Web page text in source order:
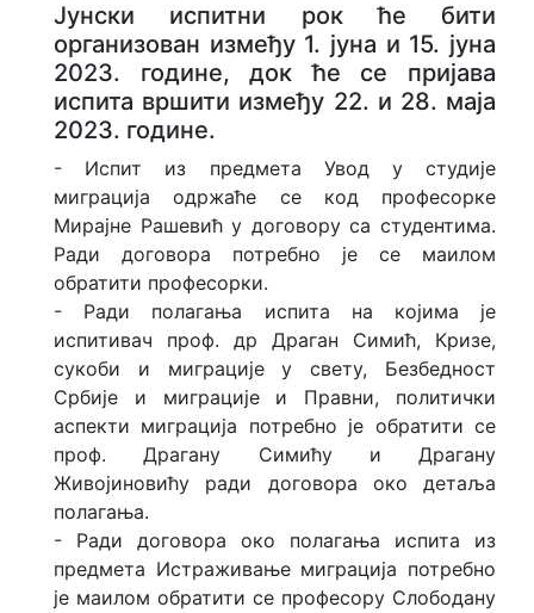
Јунски испитни рок ће бити
организован између 1. јуна и 15. јуна
2023. године, док ће се пријава
испита вршити између 22. и 28. маја
2023. године.
- Испит из предмета Увод у студије
миграција одржаће се код професорке
Мирајне Рашевић у договору са студентима.
Ради договора потребно је се маилом
обратити професорки.
- Ради полагања испита на којима је
испитивач проф. др Драган Симић, Кризе,
сукоби и миграције у свету, Безбедност
Србије и миграције и Правни, политички
аспекти миграција потребно је обратити се
проф. Драгану Симићу и Драгану
Живојиновићу ради договора око детаља
полагања.
- Ради договора око полагања испита из
предмета Истраживање миграција потребно
је маилом обратити се професору Слободану